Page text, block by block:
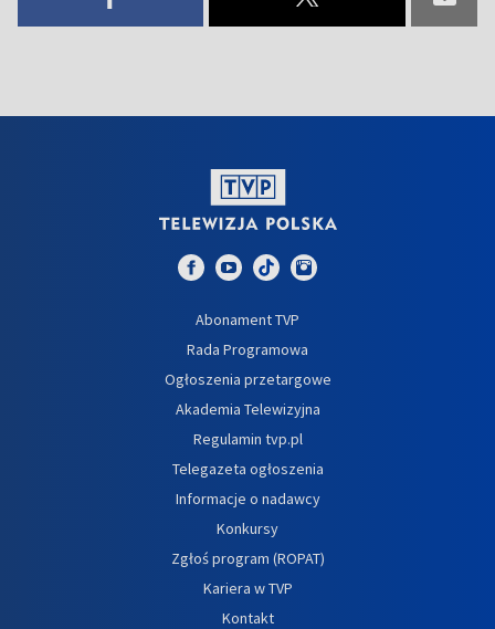
Abonament TVP
Rada Programowa
Ogłoszenia przetargowe
Akademia Telewizyjna
Regulamin tvp.pl
Telegazeta ogłoszenia
Informacje o nadawcy
Konkursy
Zgłoś program (ROPAT)
Kariera w TVP
Kontakt